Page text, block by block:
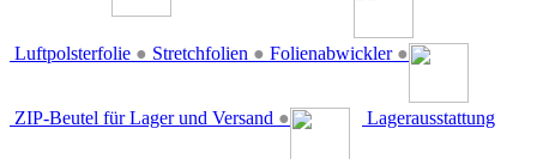
Luftpolsterfolie ● Stretchfolien ● Folienabwickler ●
ZIP-Beutel für Lager und Versand ● Lagerausstattung